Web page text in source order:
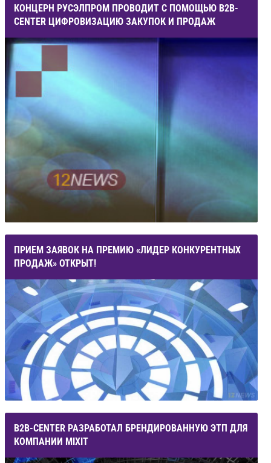
КОНЦЕРН РУСЭЛПРОМ ПРОВОДИТ С ПОМОЩЬЮ B2B-
CENTER ЦИФРОВИЗАЦИЮ ЗАКУПОК И ПРОДАЖ
ПРИЕМ ЗАЯВОК НА ПРЕМИЮ «ЛИДЕР КОНКУРЕНТНЫХ
ПРОДАЖ» ОТКРЫТ!
B2B-CENTER РАЗРАБОТАЛ БРЕНДИРОВАННУЮ ЭТП ДЛЯ
КОМПАНИИ MIXIT